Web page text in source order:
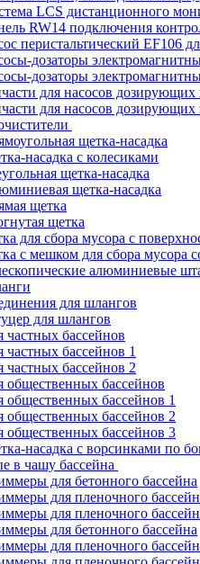
LCS дистанционного
RW14 подключения
перистальтический EF106
дозаторы
дозаторы
для насосов дозирующих
для насосов
щетка-насадка
насадка с колесиками
щетка-насадка
щетка-насадка
щетка
щетка
для сбора мусора с
с мешком для сбора мусора
алюминиевые
для шлангов
для шлангов
частных бассейнов
частных бассейнов 1
частных бассейнов 2
общественных бассейнов
общественных бассейнов 1
общественных бассейнов 2
общественных бассейнов 3
насадка с ворсинками по
в чашу бассейна
для бетонного бассейна
для пленочного
для пленочного
для бетонного бассейна
для пленочного